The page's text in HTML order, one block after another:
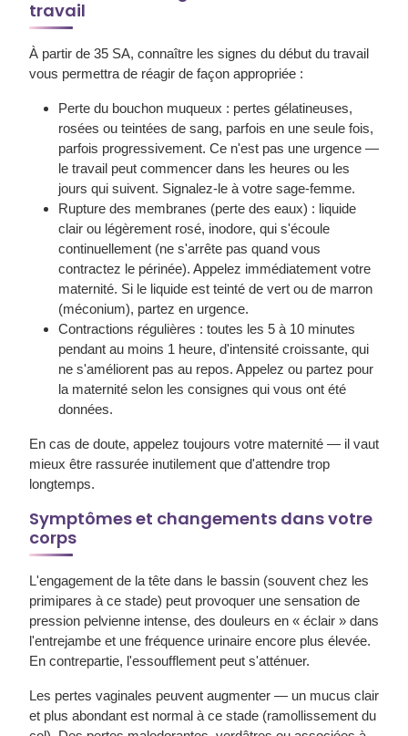
travail
À partir de 35 SA, connaître les signes du début du travail
vous permettra de réagir de façon appropriée :
Perte du bouchon muqueux : pertes gélatineuses,
rosées ou teintées de sang, parfois en une seule fois,
parfois progressivement. Ce n'est pas une urgence —
le travail peut commencer dans les heures ou les
jours qui suivent. Signalez-le à votre sage-femme.
Rupture des membranes (perte des eaux) : liquide
clair ou légèrement rosé, inodore, qui s'écoule
continuellement (ne s'arrête pas quand vous
contractez le périnée). Appelez immédiatement votre
maternité. Si le liquide est teinté de vert ou de marron
(méconium), partez en urgence.
Contractions régulières : toutes les 5 à 10 minutes
pendant au moins 1 heure, d'intensité croissante, qui
ne s'améliorent pas au repos. Appelez ou partez pour
la maternité selon les consignes qui vous ont été
données.
En cas de doute, appelez toujours votre maternité — il vaut
mieux être rassurée inutilement que d'attendre trop
longtemps.
Symptômes et changements dans votre
corps
L'engagement de la tête dans le bassin (souvent chez les
primipares à ce stade) peut provoquer une sensation de
pression pelvienne intense, des douleurs en « éclair » dans
l'entrejambe et une fréquence urinaire encore plus élevée.
En contrepartie, l'essoufflement peut s'atténuer.
Les pertes vaginales peuvent augmenter — un mucus clair
et plus abondant est normal à ce stade (ramollissement du